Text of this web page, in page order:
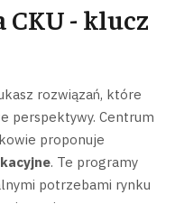
- klucz
rozwiązań, które
perspektywy. Centrum
proponuje
. Te programy
potrzebami rynku